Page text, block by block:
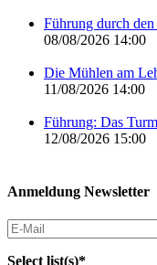
Führung durch
08/08/2026 14:00
Die Mühlen am
11/08/2026 14:00
Führung: Das
12/08/2026 15:00
Anmeldung Newsletter
Select list(s)*